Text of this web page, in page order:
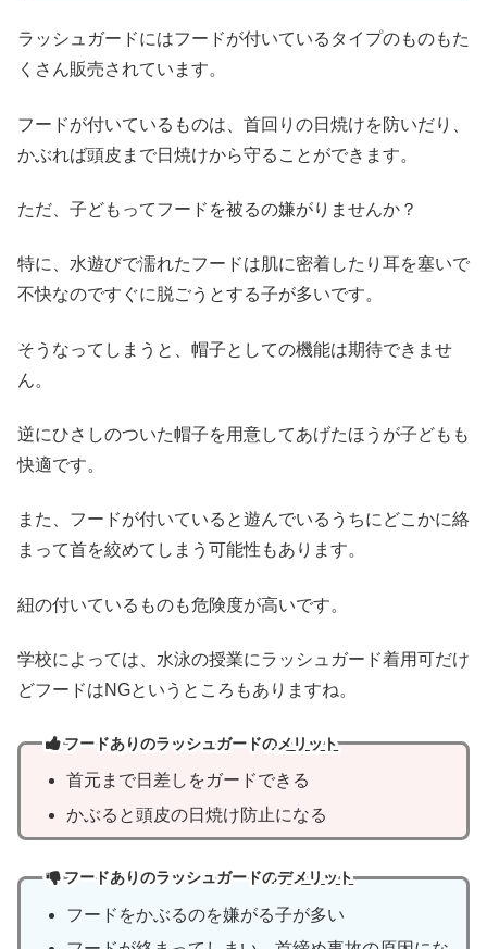
ラッシュガードにはフードが付いているタイプのものもた
くさん販売されています。
フードが付いているものは、首回りの日焼けを防いだり、
かぶれば頭皮まで日焼けから守ることができます。
ただ、子どもってフードを被るの嫌がりませんか？
特に、水遊びで濡れたフードは肌に密着したり耳を塞いで
不快なのですぐに脱ごうとする子が多いです。
そうなってしまうと、帽子としての機能は期待できませ
ん。
逆にひさしのついた帽子を用意してあげたほうが子どもも
快適です。
また、フードが付いていると遊んでいるうちにどこかに絡
まって首を絞めてしまう可能性もあります。
紐の付いているものも危険度が高いです。
学校によっては、水泳の授業にラッシュガード着用可だけ
どフードはNGというところもありますね。
フードありのラッシュガードのメリット
首元まで日差しをガードできる
かぶると頭皮の日焼け防止になる
フードありのラッシュガードのデメリット
フードをかぶるのを嫌がる子が多い